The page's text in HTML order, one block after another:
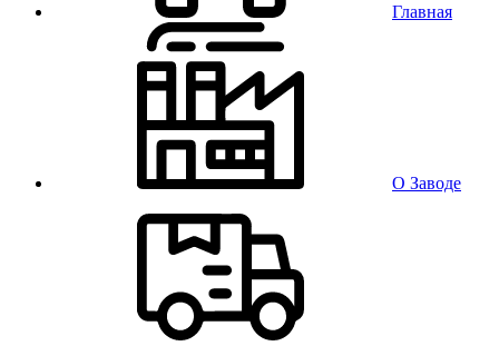
Главная
О Заводе